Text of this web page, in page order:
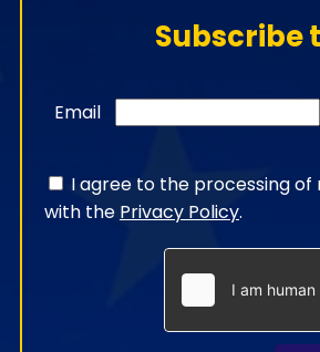
Subscribe
Email
I agree to the processing
with the Privacy Policy.